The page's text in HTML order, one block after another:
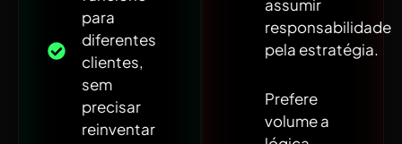
para
diferentes
clientes,
sem
precisar
reinventar
assumir
responsabilidade
pela estratégia.
Prefere
volume a